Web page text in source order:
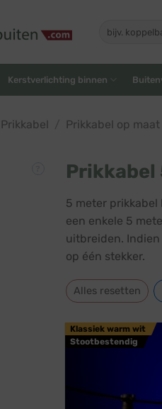
naar:
Kerstverlichting binnen
Prikkabel Prikkabel op maat
Prikkabel
5 meter prikkabel
een enkele 5
uitbreiden.
op één stekker.
Alles resetten
Klassiek warm wit
Stootbestendig